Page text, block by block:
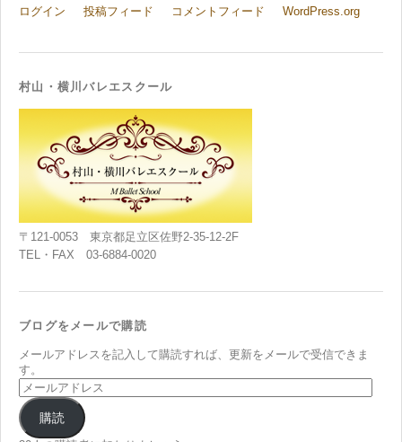
ログイン 投稿フィード コメントフィード WordPress.org
村山・横川バレエスクール
〒121-0053 東京都足立区佐野2-35-12-2F
TEL・FAX 03-6884-0020
ブログをメールで購読
メールアドレスを記入して購読すれば、更新をメールで受信できま
す。
メ
ー
ル
ア
購読